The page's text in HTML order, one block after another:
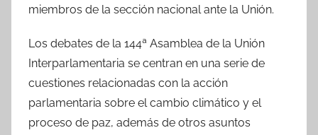
miembros de la sección nacional ante la Unión.
Los debates de la 144ª Asamblea de la Unión
Interparlamentaria se centran en una serie de
cuestiones relacionadas con la acción
parlamentaria sobre el cambio climático y el
proceso de paz, además de otros asuntos